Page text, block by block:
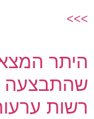
>>>
היתר
שהתבצעה
רשות